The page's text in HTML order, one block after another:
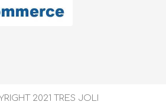
2021 TRES JOLI